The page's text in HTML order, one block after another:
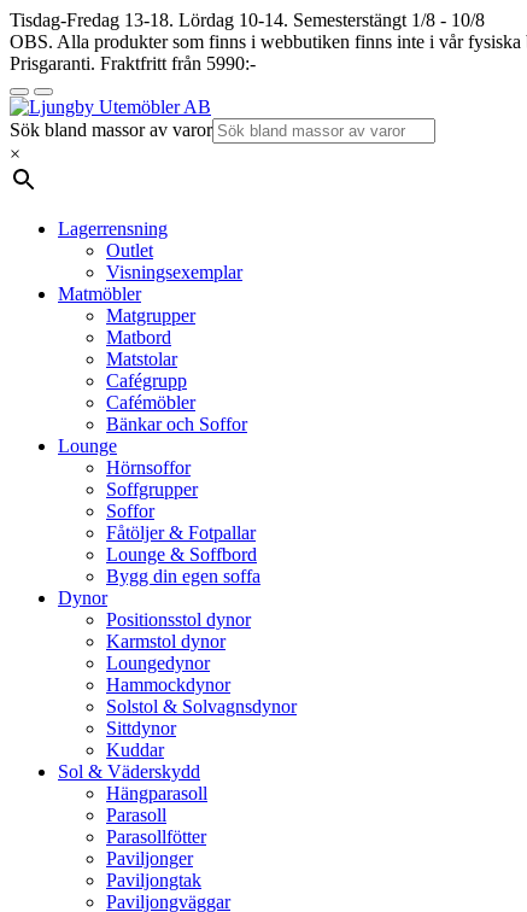
Tisdag-Fredag 13-18. Lördag 10-14. Semesterstängt 1/8 - 10/8
OBS. Alla produkter som finns i webbutiken finns inte i vår
Prisgaranti. Fraktfritt från 5990:-
Sök bland massor av varor
×
Lagerrensning
Outlet
Visningsexemplar
Matmöbler
Matgrupper
Matbord
Matstolar
Cafégrupp
Cafémöbler
Bänkar och Soffor
Lounge
Hörnsoffor
Soffgrupper
Soffor
Fåtöljer & Fotpallar
Lounge & Soffbord
Bygg din egen soffa
Dynor
Positionsstol dynor
Karmstol dynor
Loungedynor
Hammockdynor
Solstol & Solvagnsdynor
Sittdynor
Kuddar
Sol & Väderskydd
Hängparasoll
Parasoll
Parasollfötter
Paviljonger
Paviljongtak
Paviljongväggar